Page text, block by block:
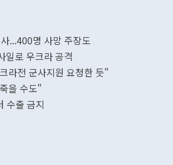
...400명 사망 주장도
일로 우크라 공격
라전 군사지원 요청한 듯"
을 수도"
수출 금지